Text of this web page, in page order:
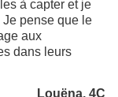
à capter et je
Je pense que le
aux
dans leurs
Louëna, 4C